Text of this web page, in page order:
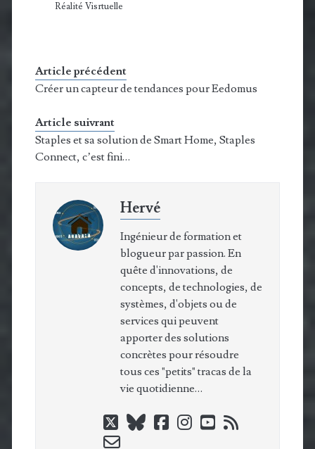
Réalité Visrtuelle
Article précédent
Créer un capteur de tendances pour Eedomus
Article suivrant
Staples et sa solution de Smart Home, Staples
Connect, c’est fini…
Hervé
Ingénieur de formation et
blogueur par passion. En
quête d'innovations, de
concepts, de technologies, de
systèmes, d'objets ou de
services qui peuvent
apporter des solutions
concrètes pour résoudre
tous ces "petits" tracas de la
vie quotidienne…
twitterblueskyfacebook
instagram
youtube
rss
email-